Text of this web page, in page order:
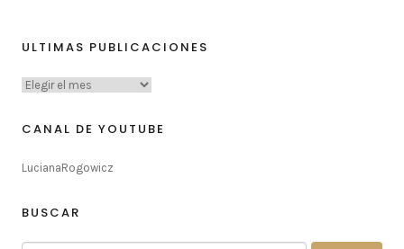
ULTIMAS PUBLICACIONES
CANAL DE YOUTUBE
LucianaRogowicz
BUSCAR